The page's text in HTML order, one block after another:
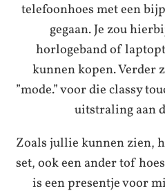
telefoonhoes met een
gegaan. Je zou
horlogeband of
kunnen kopen. Verder
”mode.” voor die classy
uitstraling aan
Zoals jullie kunnen zien,
set, ook een ander tof
is een presentje voor